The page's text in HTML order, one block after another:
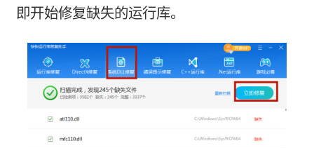
即开始修复缺失的运行库。